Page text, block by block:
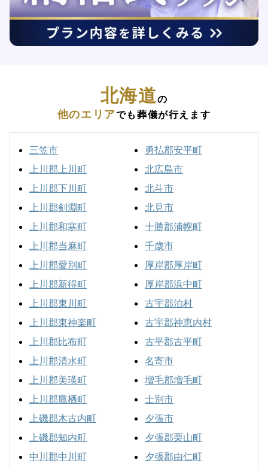
北海道の
他のエリアでも葬儀が行えます
三笠市
上川郡上川町
上川郡下川町
上川郡剣淵町
上川郡和寒町
上川郡当麻町
上川郡愛別町
上川郡新得町
上川郡東川町
上川郡東神楽町
上川郡比布町
上川郡清水町
上川郡美瑛町
上川郡鷹栖町
上磯郡木古内町
上磯郡知内町
中川郡中川町
勇払郡安平町
北広島市
北斗市
北見市
十勝郡浦幌町
千歳市
厚岸郡厚岸町
厚岸郡浜中町
古宇郡泊村
古宇郡神恵内村
古平郡古平町
名寄市
増毛郡増毛町
士別市
夕張市
夕張郡栗山町
夕張郡由仁町